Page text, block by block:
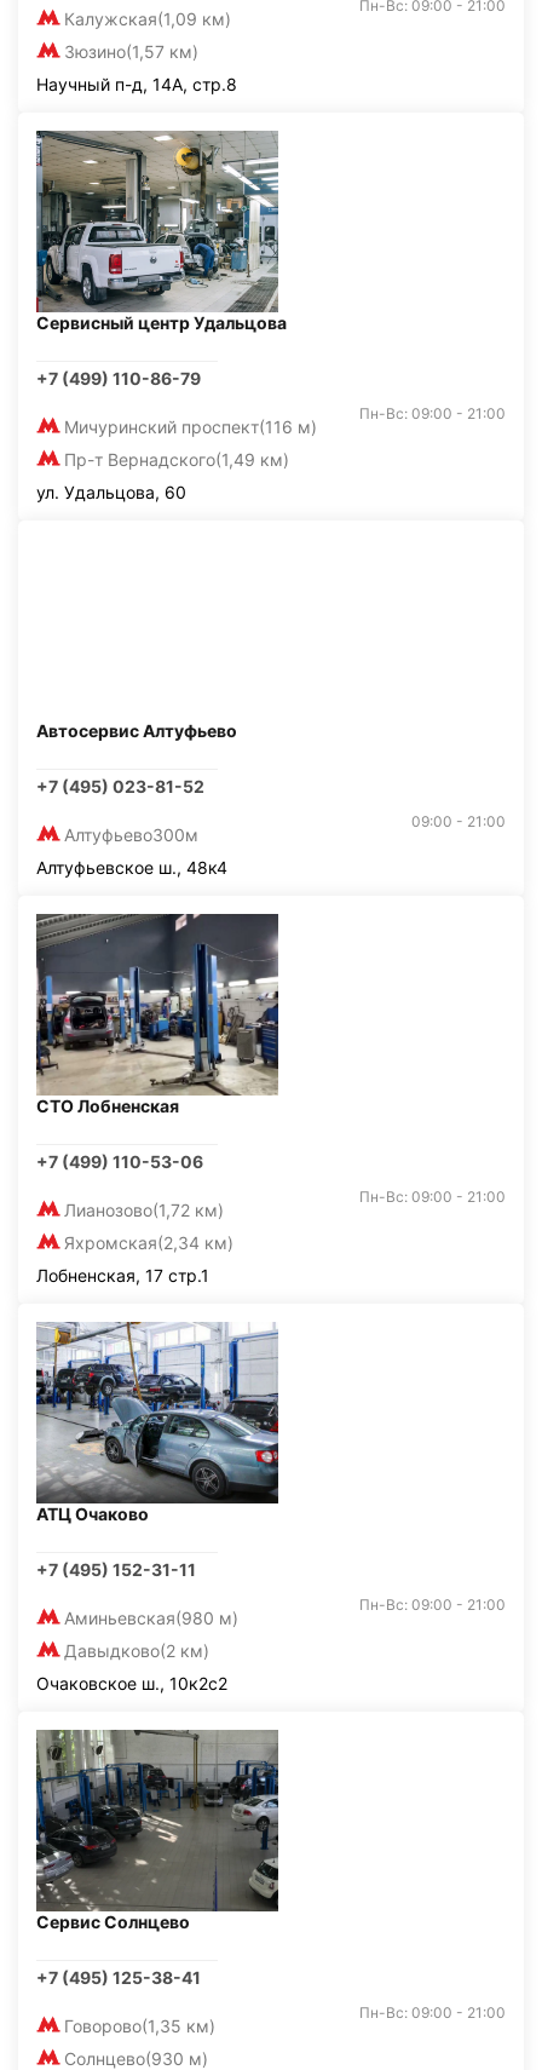
Калужская(1,09 км)
Зюзино(1,57 км)
Пн-Вс: 09:00 - 21:00
Научный п-д, 14А, стр.8
Сервисный центр Удальцова
+7 (499) 110-86-79
Мичуринский проспект(116 м)
Пр-т Вернадского(1,49 км)
Пн-Вс: 09:00 - 21:00
ул. Удальцова, 60
Автосервис Алтуфьево
+7 (495) 023-81-52
Алтуфьево300м
09:00 - 21:00
Алтуфьевское ш., 48к4
СТО Лобненская
+7 (499) 110-53-06
Лианозово(1,72 км)
Яхромская(2,34 км)
Пн-Вс: 09:00 - 21:00
Лобненская, 17 стр.1
АТЦ Очаково
+7 (495) 152-31-11
Аминьевская(980 м)
Давыдково(2 км)
Пн-Вс: 09:00 - 21:00
Очаковское ш., 10к2с2
Сервис Солнцево
+7 (495) 125-38-41
Говорово(1,35 км)
Солнцево(930 м)
Пн-Вс: 09:00 - 21:00